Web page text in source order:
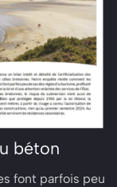
béton
font parfois peu